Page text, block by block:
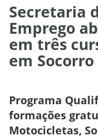
Secretaria
Emprego
em três
em Socorro
Programa
formações
Motocicletas,